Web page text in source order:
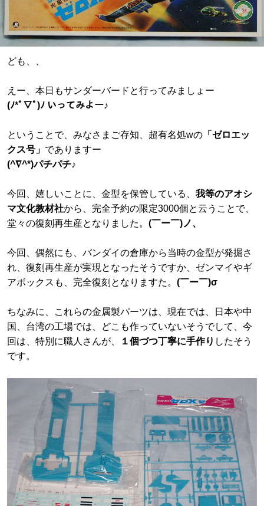
ども、、
えー、本日もサンダーバードと行ってみましょー
(ﾉ*ﾟ▽ﾟ)ﾉ いってみよー♪
ということで、みなさまご存知、超有名処wの 「ゼロエッ
クス号」 でありますー
(^∇^*)パチパチ♪
今回、嬉しいことに、金型を保管している、 我等のアオシ
マ文化教材社から、完全予約の限定3000個と云うことで、
堂々の復刻再生産となりました。 (￣ー￣)ノ、
今回、偶然にも、バンダイの倉庫から当時の金型が発掘さ
れ、復刻再生産が実現となったそうですか、ゼンマイやギ
アボックスも、完全復刻となりますた。 (￣ー￣)σ
ちなみに、これらの金属製パーツは、現在では、日本や中
国、台湾の工場では、どこも作っていないそうでして、今
回は、特別に職人さんが、
１個づつ丁寧に手作り したそう
です。